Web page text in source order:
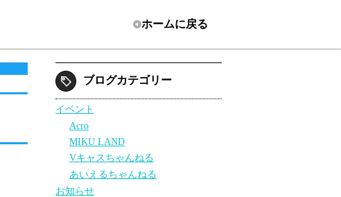
ホームに戻る
ブログカテゴリー
イベント
Acro
MIKU LAND
Vキャスちゃんねる
あいえるちゃんねる
お知らせ